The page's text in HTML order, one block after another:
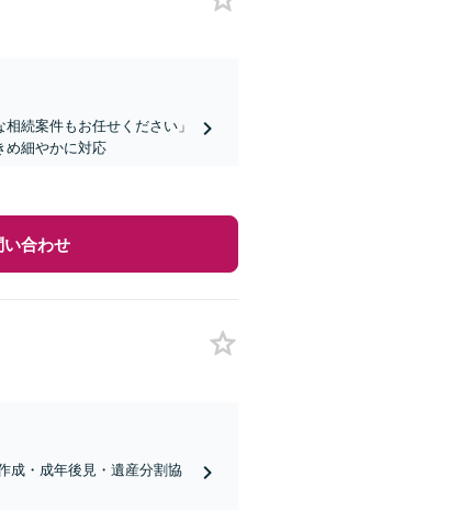
続案件もお任せください」
め細やかに対応
い合わせ
成・成年後見・遺産分割協